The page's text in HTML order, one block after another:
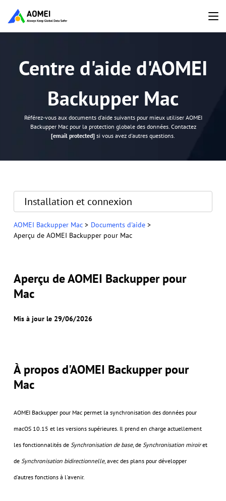
Centre d'aide d'AOMEI
Backupper Mac
Référez-vous aux documents d'aide suivants pour mieux utiliser AOMEI
Backupper Mac pour la protection globale des données. Contactez
[email protected] si vous avez d'autres questions.
Installation et connexion
AOMEI Backupper Mac> Documents d'aide>
Aperçu de AOMEI Backupper pour Mac
Aperçu de AOMEI Backupper pour
Mac
Mis à jour le 29/06/2026
À propos d'AOMEI Backupper pour
Mac
AOMEI Backupper pour Mac permet la synchronisation des données pour
macOS 10.15 et les versions supérieures. Il prend en charge actuellement
les fonctionnalités de Synchronisation de base, de Synchronisation miroiret
de Synchronisation bidirectionnelle, avec des plans pour développer
d'autres fonctions à l'avenir.